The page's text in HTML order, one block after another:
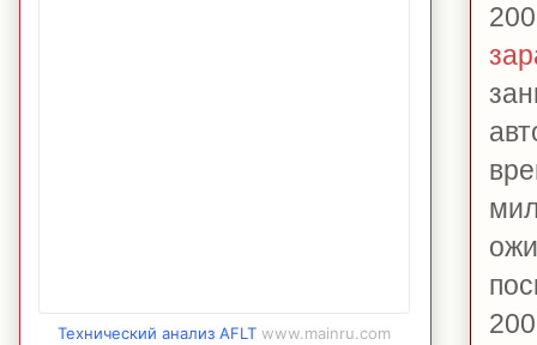
Технический анализ AFLT www.mainru.com